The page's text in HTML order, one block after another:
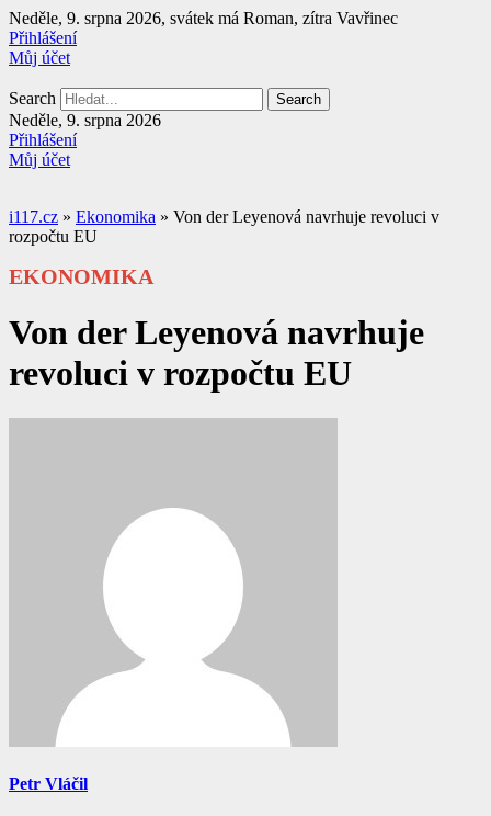
Přejít
k
obsahu
Neděle, 9. srpna 2026, svátek má Roman, zítra Vavřinec
Přihlášení
Můj účet
Search Search
Neděle, 9. srpna 2026
Přihlášení
Můj účet
i117.cz » Ekonomika » Von der Leyenová navrhuje revoluci v
rozpočtu EU
EKONOMIKA
Von der Leyenová navrhuje
revoluci v rozpočtu EU
Petr Vláčil